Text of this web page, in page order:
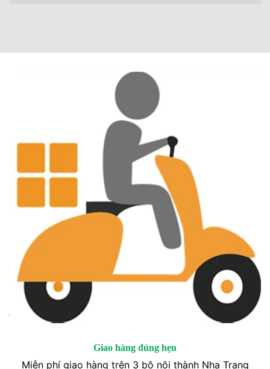
Giao hàng đúng hẹn
Miễn phí giao hàng trên 3 bộ nội thành Nha Trang